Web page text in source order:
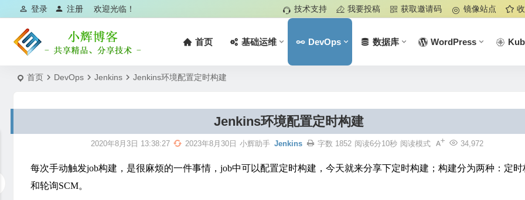
欢迎光临！
登录 注册 技术支持 我要投稿 获取邀请码 镜像站点
首页 基础运维 DevOps 数据库 WordPress
首页 DevOps Jenkins Jenkins环境配置定时构建
Jenkins环境配置定时构建
2020年8月3日 13:38:27 2023年8月30日 小辉助手 Jenkins 34,972
字数 1852 阅读6分10秒 阅读模式
每次手动触发job构建，是很麻烦的一件事情，job中可以配置定时构建，今天就来分享下定时构建；构建分为两种：定时
和轮询SCM。